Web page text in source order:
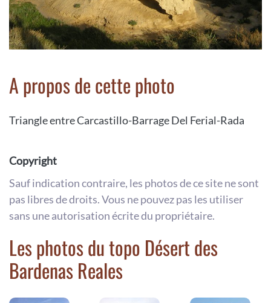
A propos de cette photo
Triangle entre Carcastillo-Barrage Del Ferial-Rada
Copyright
Sauf indication contraire, les photos de ce site ne sont
pas libres de droits. Vous ne pouvez pas les utiliser
sans une autorisation écrite du propriétaire.
Les photos du topo Désert des
Bardenas Reales